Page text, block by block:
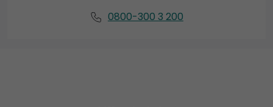
0800-300 3 200